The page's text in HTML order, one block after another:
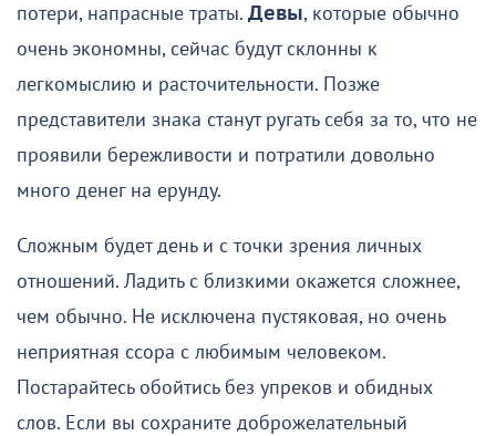
потери, напрасные траты. Девы, которые обычно
очень экономны, сейчас будут склонны к
легкомыслию и расточительности. Позже
представители знака станут ругать себя за то, что не
проявили бережливости и потратили довольно
много денег на ерунду.
Сложным будет день и с точки зрения личных
отношений. Ладить с близкими окажется сложнее,
чем обычно. Не исключена пустяковая, но очень
неприятная ссора с любимым человеком.
Постарайтесь обойтись без упреков и обидных
слов. Если вы сохраните доброжелательный